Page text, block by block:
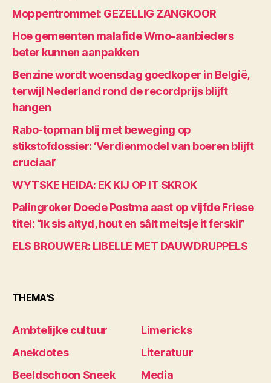
Moppentrommel: GEZELLIG ZANGKOOR
Hoe gemeenten malafide Wmo-aanbieders
beter kunnen aanpakken
Benzine wordt woensdag goedkoper in België,
terwijl Nederland rond de recordprijs blijft
hangen
Rabo-topman blij met beweging op
stikstofdossier: ‘Verdienmodel van boeren blijft
cruciaal’
WYTSKE HEIDA: EK KIJ OP IT SKROK
Palingroker Doede Postma aast op vijfde Friese
titel: “Ik sis altyd, hout en sâlt meitsje it ferskil”
ELS BROUWER: LIBELLE MET DAUWDRUPPELS
THEMA'S
Ambtelijke cultuur
Anekdotes
Beeldschoon Sneek
Limericks
Literatuur
Media